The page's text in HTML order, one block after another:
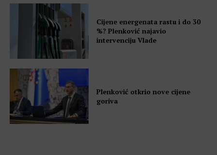
Cijene energenata rastu i do 30
%? Plenković najavio
intervenciju Vlade
Plenković otkrio nove cijene
goriva